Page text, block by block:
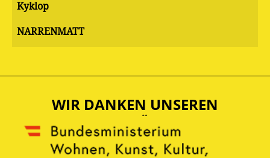
Kyklop
NARRENMATT
WIR DANKEN UNSEREN
UNTERSTÜTZERN